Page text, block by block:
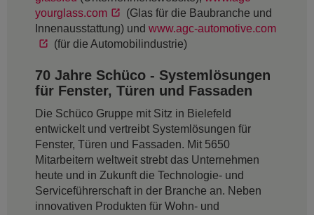
yourglass.com
(Glas für die Baubranche und
Innenausstattung) und www.agc-automotive.com
(für die Automobilindustrie)
70 Jahre Schüco - Systemlösungen
für Fenster, Türen und Fassaden
Die Schüco Gruppe mit Sitz in Bielefeld
entwickelt und vertreibt Systemlösungen für
Fenster, Türen und Fassaden. Mit 5650
Mitarbeitern weltweit strebt das Unternehmen
heute und in Zukunft die Technologie- und
Serviceführerschaft in der Branche an. Neben
innovativen Produkten für Wohn- und